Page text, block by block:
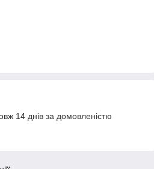
14 днів за домовленістю